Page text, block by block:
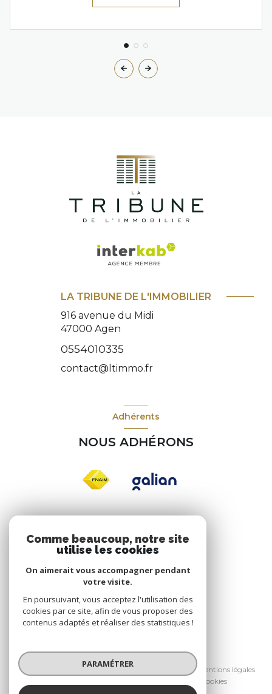
LA TRIBUNE DE L'IMMOBILIER
916 avenue du Midi
47000 Agen
0554010335
contact@ltimmo.fr
Adhérents
NOUS ADHÉRONS
NOUS SUIVRE
© 2026 | Tous droits réservés
Nos honoraires
Nos partenaires
Mentions légales
Cookies
Comme beaucoup, notre site
utilise les cookies
On aimerait vous accompagner pendant
votre visite.
En poursuivant, vous acceptez l'utilisation des
cookies par ce site, afin de vous proposer des
contenus adaptés et réaliser des statistiques !
PARAMÉTRER